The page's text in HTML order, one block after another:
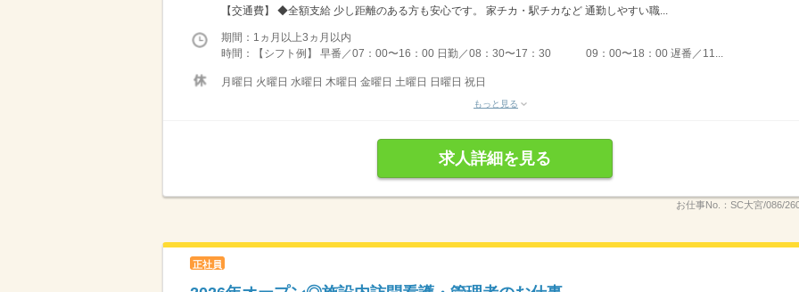
【交通費】 ◆全額支給 少し距離のある方も安心です。 家チカ・駅チカなど 通勤しやすい職...
期間：1ヵ月以上3ヵ月以内
時間：【シフト例】 早番／07：00〜16：00 日勤／08：30〜17：30 09：00〜18：00 遅番／11...
月曜日 火曜日 水曜日 木曜日 金曜日 土曜日 日曜日 祝日
もっと見る
求人詳細を見る
お仕事No.： SC大宮/086/
正社員